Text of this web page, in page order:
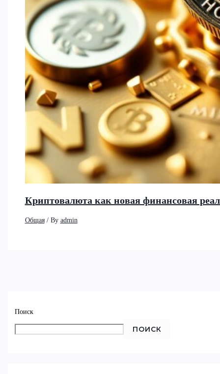
Поиск
ПОИСК
Криптовалюта как новая финансовая
Общая/ By admin